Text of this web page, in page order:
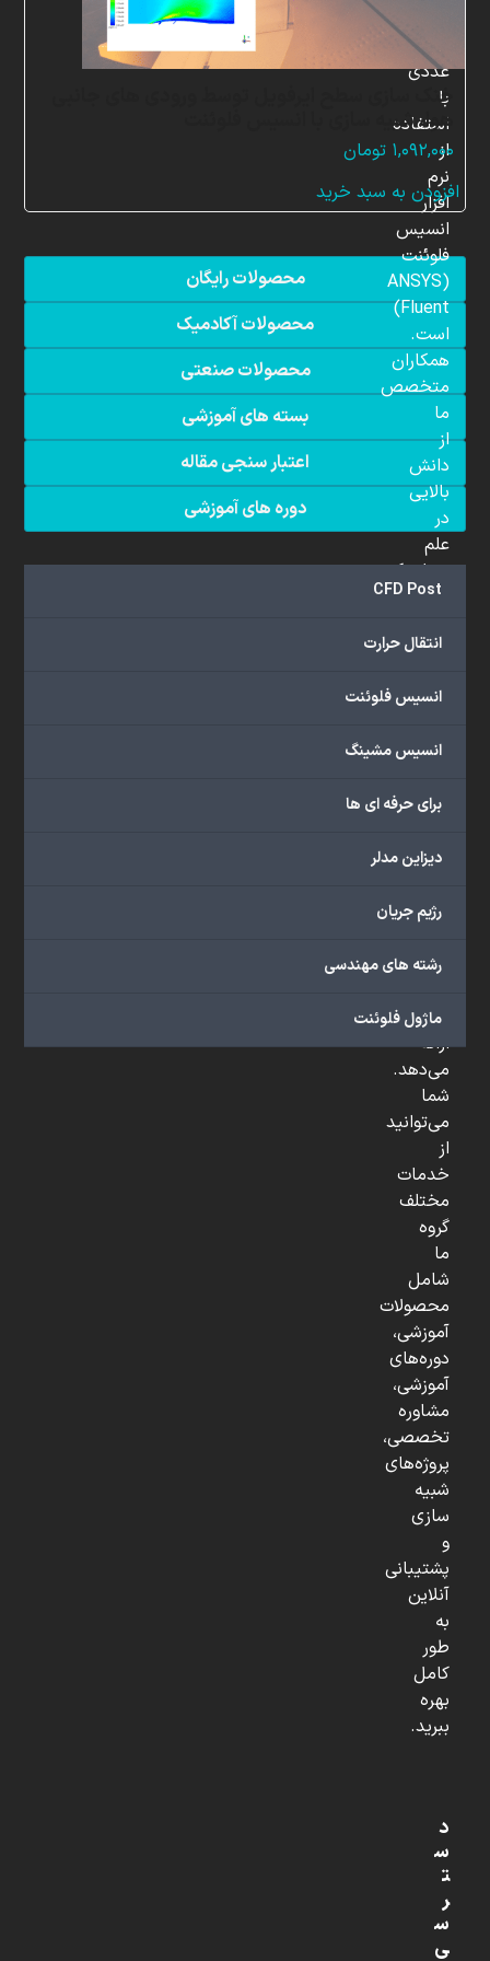
خنک سازی سطح ایرفویل توسط ورودی های جانبی
هوا، شبیه سازی با انسیس فلوئنت
۱,۰۹۲,۰۰۰ تومان
افزودن به سبد خرید
محصولات رایگان
محصولات آکادمیک
محصولات صنعتی
بسته های آموزشی
اعتبار سنجی مقاله
دوره های آموزشی
CFD Post
انتقال حرارت
انسیس فلوئنت
انسیس مشینگ
برای حرفه ای ها
دیزاین مدلر
رژیم جریان
رشته های مهندسی
ماژول فلوئنت
سازی
عددی
با
استفاده
از
نرم
افزار
انسیس
فلوئنت
(ANSYS
Fluent)
است.
همکاران
متخصص
ما
از
دانش
بالایی
در
علم
دینامیک
سیالات
(CFD)
هستند.
ما
گسترده‌ای
با
دانشگاهی،
صنعتی
...
ارائه
می‌دهد.
شما
می‌توانید
از
خدمات
مختلف
گروه
ما
شامل
محصولات
آموزشی،
دوره‌های
آموزشی،
مشاوره
تخصصی،
پروژه‌های
شبیه
سازی
و
پشتیبانی
آنلاین
به
طور
کامل
بهره
ببرید.
د
س
ت
ر
س
ی